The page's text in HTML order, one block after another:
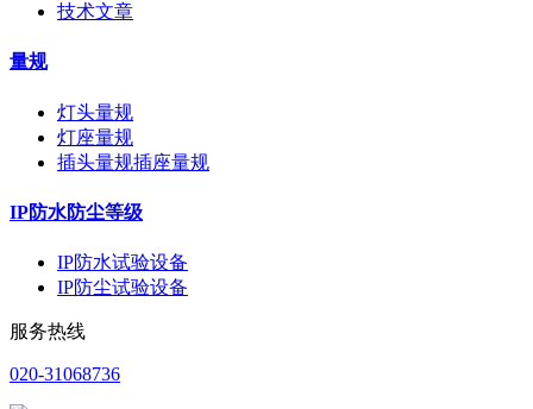
技术文章
量规
灯头量规
灯座量规
插头量规插座量规
IP防水防尘等级
IP防水试验设备
IP防尘试验设备
服务热线
020-31068736